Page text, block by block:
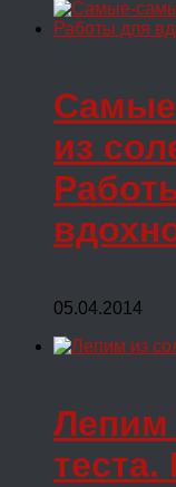
из
05.04.2014
Лепим